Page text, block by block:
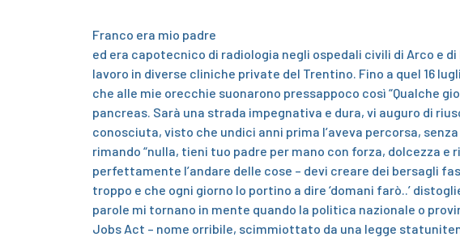
Franco era mio padre
ed era capotecnico di radiologia negli ospedali civili di Arco e
lavoro in diverse cliniche private del Trentino. Fino a quel 16
che alle mie orecchie suonarono pressappoco così “Qualche
pancreas. Sarà una strada impegnativa e dura, vi auguro di
conosciuta, visto che undici anni prima l’aveva percorsa,
rimando “nulla, tieni tuo padre per mano con forza, dolcezza
perfettamente l’andare delle cose – devi creare dei bersagli
troppo e che ogni giorno lo portino a dire ‘domani farò..’
parole mi tornano in mente quando la politica nazionale o
Jobs Act – nome orribile, scimmiottato da una legge